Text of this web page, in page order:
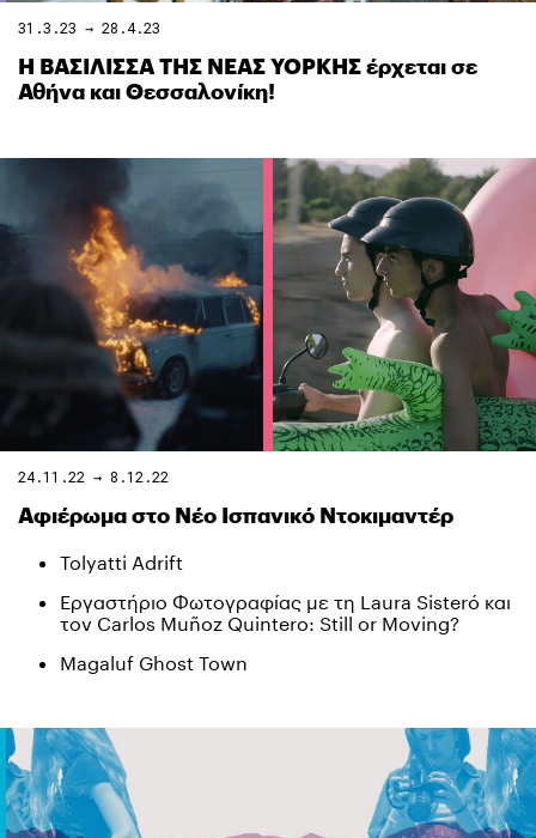
31.3.23 → 28.4.23
Η ΒΑΣΙΛΙΣΣΑ ΤΗΣ ΝΕΑΣ ΥΟΡΚΗΣ έρχεται σε
Αθήνα και Θεσσαλονίκη!
24.11.22 → 8.12.22
Αφιέρωμα στο Νέο Ισπανικό Ντοκιμαντέρ
Tolyatti Adrift
Εργαστήριο Φωτογραφίας με τη Laura Sisteró και
τον Carlos Muñoz Quintero: Still or Moving?
Magaluf Ghost Town